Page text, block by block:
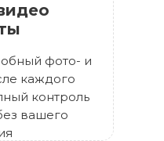
фото- и
каждого
контроль
вашего